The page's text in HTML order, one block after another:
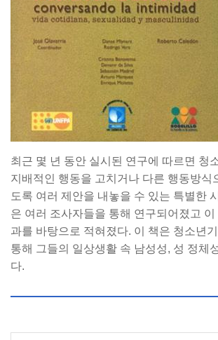
최근 몇 년 동안 실시된 연구에 따르면 청
지배적인 행동을 고치거나 다른 행동방식
도록 여러 제안을 내놓을 수 있는 특별한
은 여러 조사자들을 통해 연구되어졌고 이
과를 바탕으로 적혀졌다. 이 책은 청소년
통해 그들의 일상생활 속 남성성, 성 정체
다.